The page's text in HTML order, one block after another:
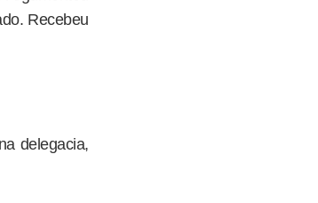
Recebeu
delegacia,